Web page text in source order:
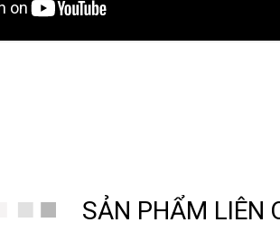
SẢN PHẨM LIÊN